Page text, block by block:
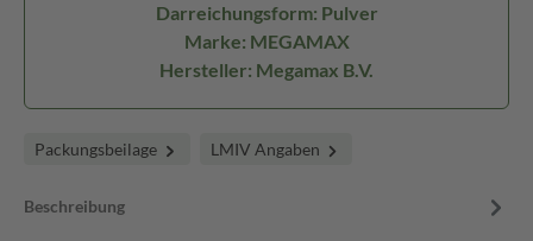
Darreichungsform: Pulver
Marke: MEGAMAX
Hersteller: Megamax B.V.
Packungsbeilage LMIV Angaben
Beschreibung